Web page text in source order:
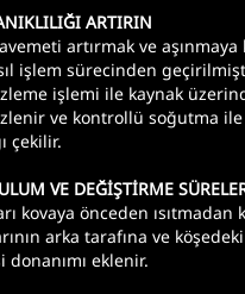
ARTIRIN
artırmak ve
işlem sürecinden
işlemi ile kaynak
ve kontrollü soğutma
çekilir.
VE DEĞİŞTİRME
kovaya önceden
arka tarafına ve
donanımı eklenir.